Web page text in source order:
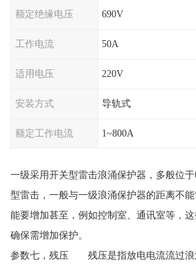
额定绝缘电压 690V
工作电流 50A
适用电压 220V
安装方式 导轨式
额定工作电流 1~800A
一级采用开关型雷击浪涌保护器，多般位
型雷击，一般与一级浪涌保护器的距离不能
能要增加甚至，例如控制室、通讯室等，这
确保需增加保护。
参数七，残压 残压是指放电电流流过浪